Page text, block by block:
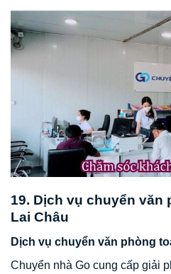
19. Dịch vụ chuyển văn
Lai Châu
Dịch vụ chuyển văn phòng
Chuyển nhà Go cung cấp giải